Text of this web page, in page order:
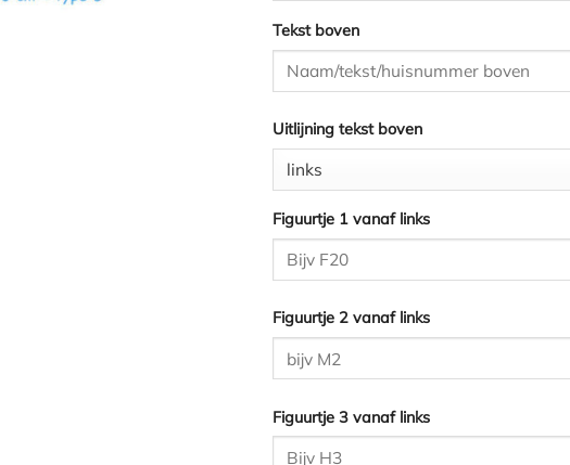
Tekst boven
Uitlijning tekst boven
Figuurtje 1 vanaf links
Figuurtje 2 vanaf links
Figuurtje 3 vanaf links